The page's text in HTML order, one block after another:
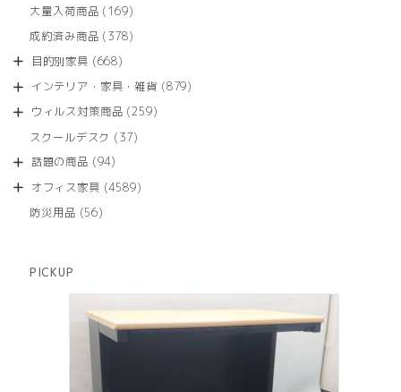
商
の
商
大量入荷商品 169169
の
成約済み商品 378378
商
目的別家具 668668
の
商
インテリア・家具・雑貨 879879
ウィルス対策商品 259259
スクールデスク 3737
商
話題の商品 9494
の
オフィス家具 45894589
防災用品 5656
PICKUP